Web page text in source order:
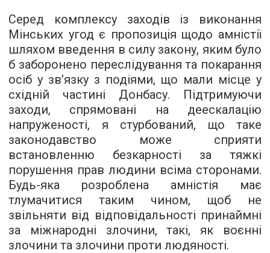
Серед комплексу заходів із виконання
Мінських угод є пропозиція щодо амністії
шляхом введення в силу закону, яким було
б заборонено переслідування та покарання
осіб у зв’язку з подіями, що мали місце у
східній частині Донбасу. Підтримуючи
заходи, спрямовані на деескалацію
напруженості, я стурбований, що таке
законодавство може сприяти
встановленню безкарності за тяжкі
порушення прав людини всіма сторонами.
Будь-яка розроблена амністія має
тлумачитися таким чином, щоб не
звільняти від відповідальності принаймні
за міжнародні злочини, такі, як воєнні
злочини та злочини проти людяності.